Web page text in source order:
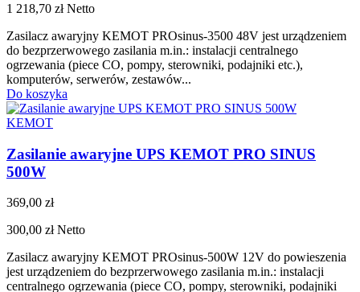
1 218,70 złNetto
Zasilacz awaryjny KEMOT PROsinus-3500 48V jest urządzeniem
do bezprzerwowego zasilania m.in.: instalacji centralnego
ogrzewania (piece CO, pompy, sterowniki, podajniki etc.),
komputerów, serwerów, zestawów...
Do koszyka
KEMOT
Zasilanie awaryjne UPS KEMOT PRO SINUS
500W
369,00 zł
300,00 złNetto
Zasilacz awaryjny KEMOT PROsinus-500W 12V do powieszenia
jest urządzeniem do bezprzerwowego zasilania m.in.: instalacji
centralnego ogrzewania (piece CO, pompy, sterowniki, podajniki